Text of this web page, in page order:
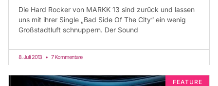
Die Hard Rocker von MARKK 13 sind zurück und lassen
uns mit ihrer Single „Bad Side Of The City“ ein wenig
Großstadtluft schnuppern. Der Sound
8. Juli 2013 7 Kommentare
FEATURE